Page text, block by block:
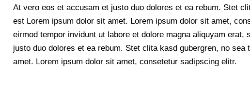
At vero eos et accusam et justo duo dolores et ea rebum. Stet
est Lorem ipsum dolor sit amet. Lorem ipsum dolor sit amet,
eirmod tempor invidunt ut labore et dolore magna aliquyam
justo duo dolores et ea rebum. Stet clita kasd gubergren, no
amet. Lorem ipsum dolor sit amet, consetetur sadipscing elitr.